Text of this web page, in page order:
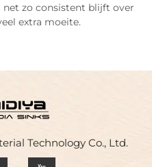
zo consistent blijft over
extra moeite.
Technology Co., Ltd.